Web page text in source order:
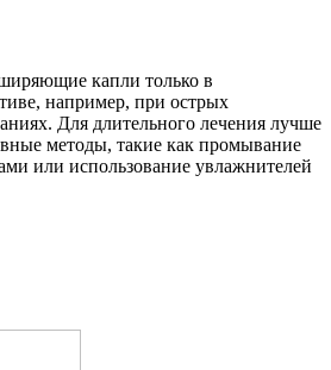
капли только в
например, при острых
Для длительного лечения лучше
методы, такие как промывание
или использование увлажнителей